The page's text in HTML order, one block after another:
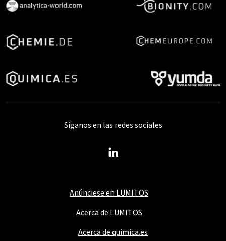
Anúnciese en LUMITOS
Acerca de LUMITOS
Acerca de quimica.es
Síganos en las redes sociales